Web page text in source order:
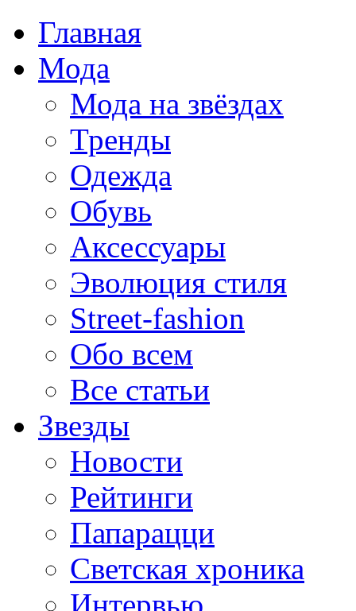
Главная
Мода
Мода на звёздах
Тренды
Одежда
Обувь
Аксессуары
Эволюция стиля
Street-fashion
Обо всем
Все статьи
Звезды
Новости
Рейтинги
Папарацци
Светская хроника